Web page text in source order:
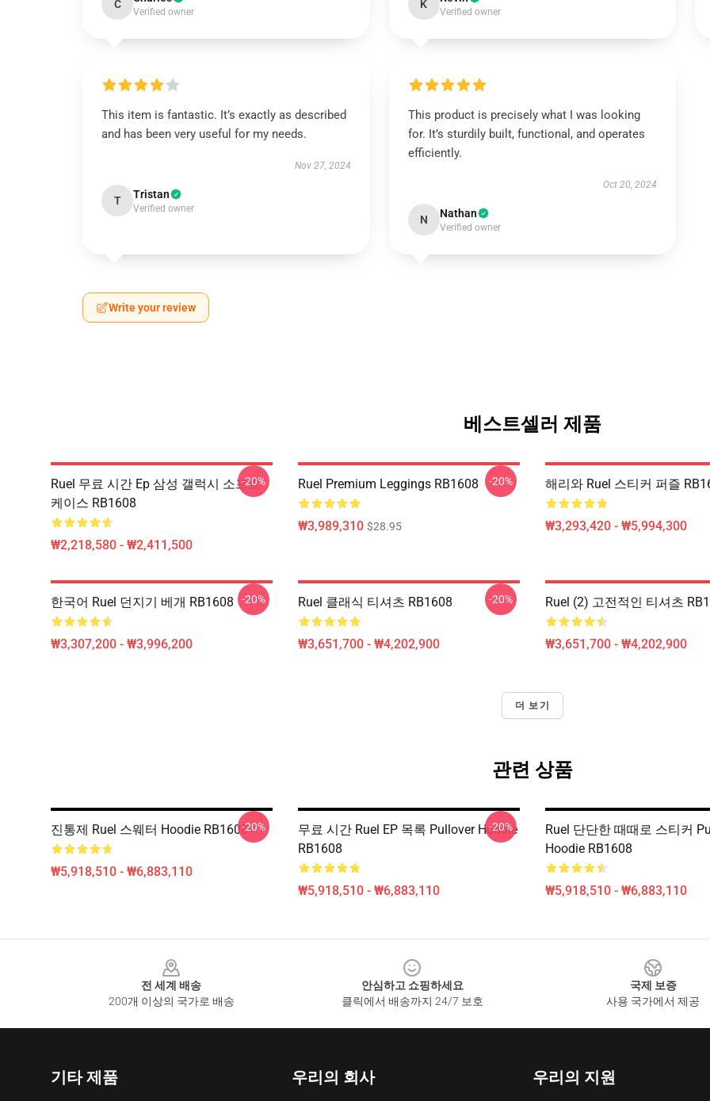
C
Verified owner
K
Verified owner
This item is fantastic. It’s exactly as described
and has been very useful for my needs.
Nov 27, 2024
T Tristan
Verified owner
This product is precisely what I was looking
for. It’s sturdily built, functional, and operates
efficiently.
Oct 20, 2024
N Nathan
Verified owner
Write your review
베스트셀러 제품
Ruel 무료 시간 Ep 삼성 갤럭시 소프트
케이스 RB1608
₩2,218,580 - ₩2,411,500
-20% Ruel Premium Leggings RB1608
₩3,989,310 $28.95
-20% 해리와 Ruel 스티커 퍼즐
₩3,293,420 - ₩5,994,300
한국어 Ruel 던지기 베개 RB1608
₩3,307,200 - ₩3,996,200
-20% Ruel 클래식 티셔츠 RB1608
₩3,651,700 - ₩4,202,900
-20% Ruel (2) 고전적인 티셔츠
₩3,651,700 - ₩4,202,900
더 보기
관련 상품
진통제 Ruel 스웨터 Hoodie RB1608
₩5,918,510 - ₩6,883,110
-20%
무료 시간 Ruel EP 목록 Pullover Hoodie
RB1608
₩5,918,510 - ₩6,883,110
-20%
Ruel 단단한 때때로 스티커
Hoodie RB1608
₩5,918,510 - ₩6,883,110
전 세계 배송
200개 이상의 국가로 배송
안심하고 쇼핑하세요
클릭에서 배송까지 24/7 보호
국제 보증
사용 국가에서 제공
기타 제품 우리의 회사 우리의 지원